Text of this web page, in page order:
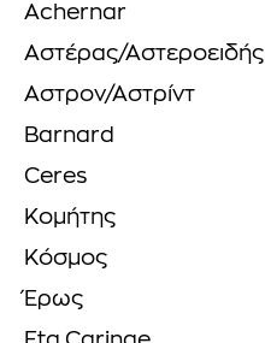
Achernar
Αστέρας/Αστεροειδής
Αστρον/Αστρίντ
Barnard
Ceres
Κομήτης
Κόσμος
Έρως